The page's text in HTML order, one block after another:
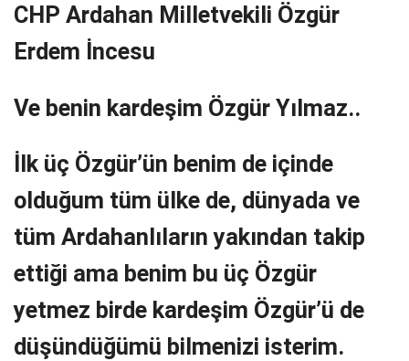
CHP Ardahan Milletvekili Özgür
Erdem İncesu
Ve benin kardeşim Özgür Yılmaz..
İlk üç Özgür’ün benim de içinde
olduğum tüm ülke de, dünyada ve
tüm Ardahanlıların yakından takip
ettiği ama benim bu üç Özgür
yetmez birde kardeşim Özgür’ü de
düşündüğümü bilmenizi isterim.